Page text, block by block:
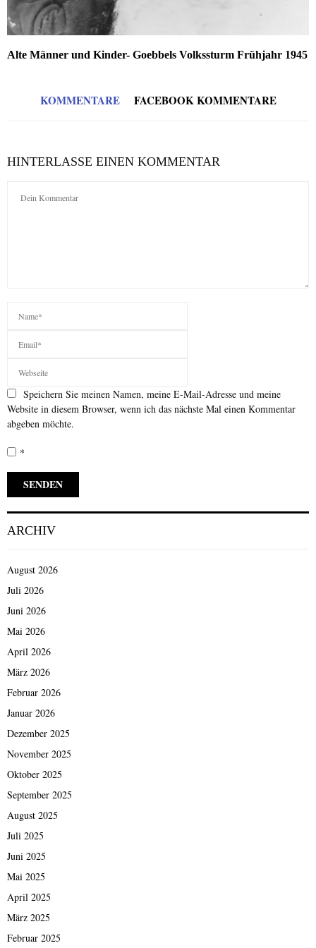
Alte Männer und Kinder- Goebbels Volkssturm Frühjahr 1945
KOMMENTARE FACEBOOK KOMMENTARE
HINTERLASSE EINEN KOMMENTAR
Speichern Sie meinen Namen, meine E-Mail-Adresse und meine
Website in diesem Browser, wenn ich das nächste Mal einen Kommentar
abgeben möchte.
*
ARCHIV
August 2026
Juli 2026
Juni 2026
Mai 2026
April 2026
März 2026
Februar 2026
Januar 2026
Dezember 2025
November 2025
Oktober 2025
September 2025
August 2025
Juli 2025
Juni 2025
Mai 2025
April 2025
März 2025
Februar 2025